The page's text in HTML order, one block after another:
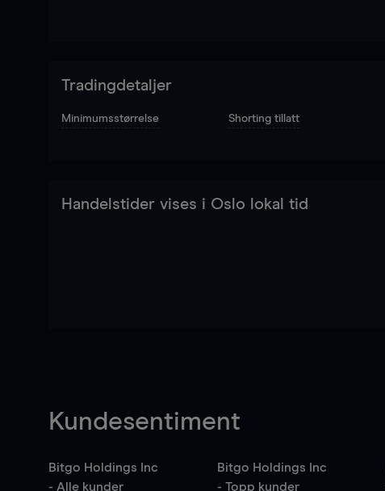
Tradingdetaljer
Minimumsstørrelse Shorting tillatt
Handelstider vises i Oslo lokal tid
Kundesentiment
Bitgo Holdings Inc
- Alle kunder
Bitgo Holdings Inc
- Topp kunder